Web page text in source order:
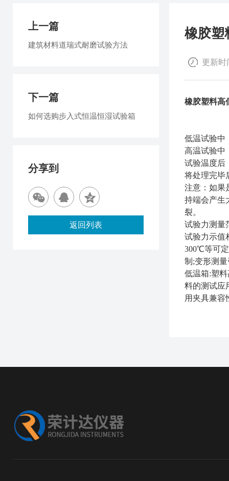
橡胶塑
更新时
橡胶塑料高
低温试验中
高温试验中
试验温度后
将处理完毕
注意：如果
持端会产生
裂。
试验力测量
试验力示值
300℃等可
制;变形测
低温箱:塑
料的测试应
用夹具兼容
上一篇
建筑材料道瑞式耐磨试验方法
下一篇
如何选购步入式恒温恒湿试验箱
分享到
返回列表